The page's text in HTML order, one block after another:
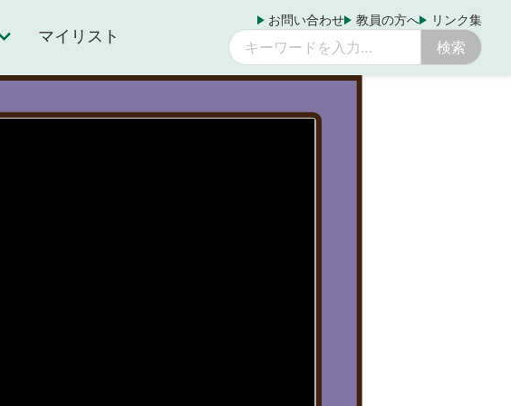
マイリスト
お問い合わせ 教員の方へ リンク集